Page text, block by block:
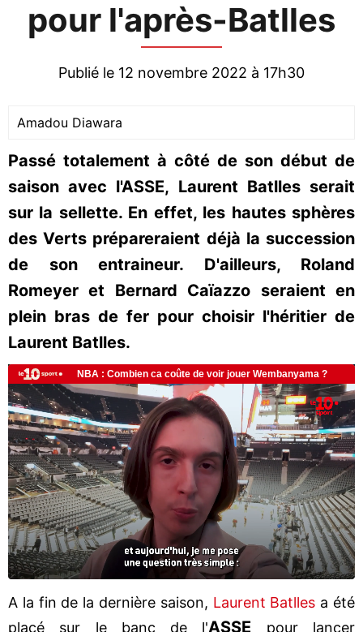
pour l'après-Batlles
Publié le 12 novembre 2022 à 17h30
Amadou Diawara
Passé totalement à côté de son début de
saison avec l'ASSE, Laurent Batlles serait
sur la sellette. En effet, les hautes sphères
des Verts prépareraient déjà la succession
de son entraineur. D'ailleurs, Roland
Romeyer et Bernard Caïazzo seraient en
plein bras de fer pour choisir l'héritier de
Laurent Batlles.
A la fin de la dernière saison, Laurent Batlles a été
placé sur le banc de l'ASSE pour lancer